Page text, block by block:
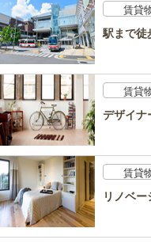
賃貸
駅まで徒
賃貸
デザイナ
賃貸
リノベ